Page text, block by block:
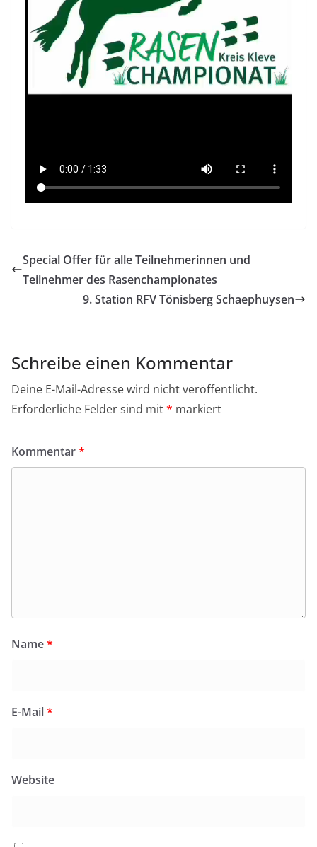
Special Offer für alle Teilnehmerinnen und
Teilnehmer des Rasenchampionates
9. Station RFV Tönisberg Schaephuysen
Schreibe einen Kommentar
Deine E-Mail-Adresse wird nicht veröffentlicht.
Erforderliche Felder sind mit* markiert
Kommentar*
Name*
E-Mail*
Website